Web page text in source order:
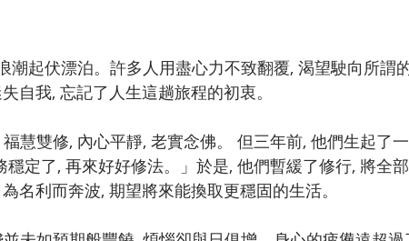
自我, 忘記了人生這趟旅程的初衷。
定了, 再來好好修法。」於是, 他們暫緩了修行, 將全部
名利而奔波, 期望將來能換取更穩固的生活。